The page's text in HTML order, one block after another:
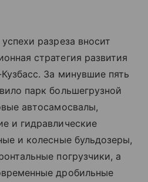
разреза вносит
стратегия развития
За минувшие пять
парк большегрузной
автосамосвалы,
и гидравлические
и колесные бульдозеры,
погрузчики, а
дробильные